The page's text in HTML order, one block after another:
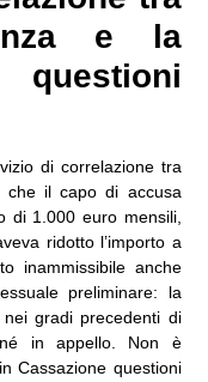
e la
questioni
di correlazione tra
che il capo di accusa
di 1.000 euro mensili,
ridotto l’importo a
inammissibile anche
preliminare: la
gradi precedenti di
in appello. Non è
Cassazione questioni